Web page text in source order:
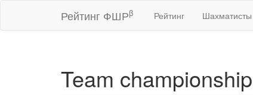
Рейтинг ФШРβ Рейтинг Шахматисты
Team